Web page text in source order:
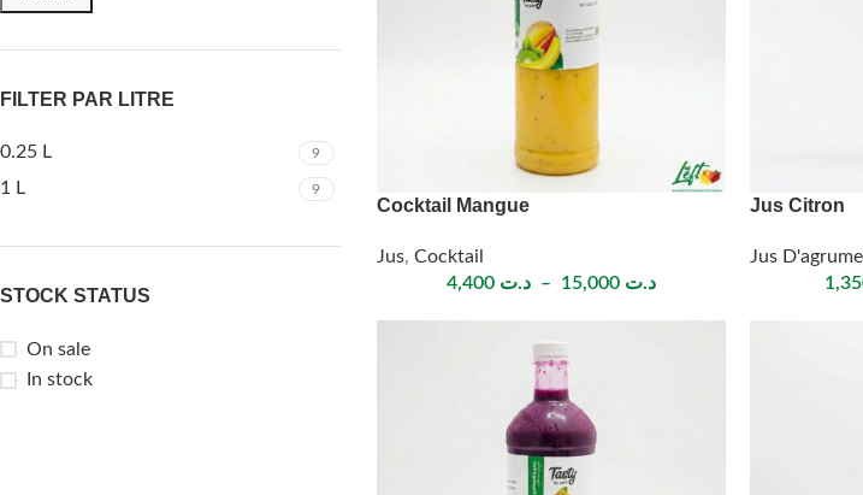
FILTER PAR LITRE
0.25 L 9
1 L 9
STOCK STATUS
On sale
In stock
Cocktail Mangue
Jus, Cocktail
د.ت 4,400 – د.ت 15,000
Jus Citron
Jus